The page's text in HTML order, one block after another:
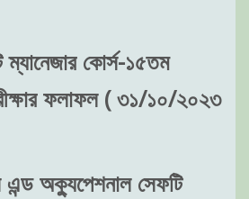
কোর্স-১৫তম
ফলাফল ( ৩১/১০/২০২৩
এন্ড অক্যুপেশনাল সেফটি